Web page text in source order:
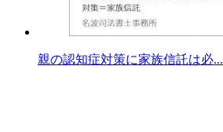
親の認知症対策に家族信託は必...